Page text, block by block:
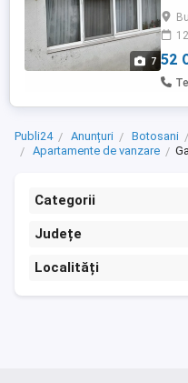
7 52
Publi24 Anunțuri Botosani
Apartamente de vanzare
Categorii
Județe
Localități